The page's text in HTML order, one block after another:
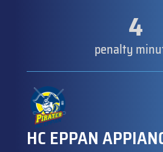
4
penalty
HC EPPAN